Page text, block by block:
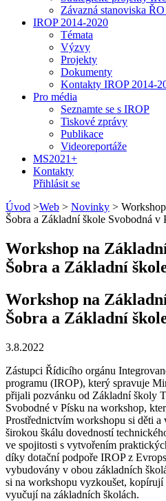
Závazná stanoviska
IROP 2014-2020
Témata
Výzvy
Projekty
Dokumenty
Kontakty IROP 2014-
Pro média
Seznamte se s IROP
Tiskové zprávy
Publikace
Videoreportáže
MS2021+
Kontakty
Přihlásit se
Úvod >Web > Novinky >
Šobra a Základní škole Svobodná v
Workshop na
Šobra a Základní
Workshop na
Šobra a Základní
3.8.2022
Zástupci Řídicího orgánu
programu (IROP), který spravuje
přijali pozvánku od Základní školy
Svobodné v Písku na workshop,
Prostřednictvím workshopu si děti a
širokou škálu dovedností
ve spojitosti s vytvořením
díky dotační podpoře IROP z
vybudovány v obou základních
si na workshopu vyzkoušet, kopírují
vyučují na základních školách.